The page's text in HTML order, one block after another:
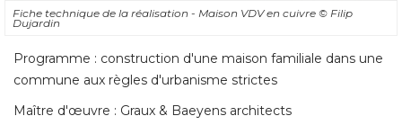
Fiche technique de la réalisation - Maison VDV en cuivre © Filip
Dujardin
Programme : construction d'une maison familiale dans une
commune aux règles d'urbanisme strictes
Maître d'œuvre : Graux & Baeyens architects